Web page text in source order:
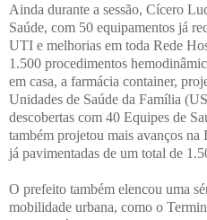
Ainda durante a sessão, Cícero
Saúde, com 50 equipamentos já
UTI e melhorias em toda Rede
1.500 procedimentos
em casa, a farmácia container,
Unidades de Saúde da Família
descobertas com 40 Equipes de
também projetou mais avanços na
já pavimentadas de um total de
O prefeito também elencou uma
mobilidade urbana, como o